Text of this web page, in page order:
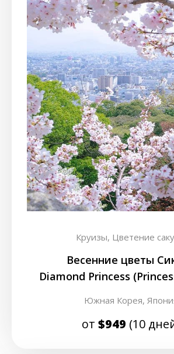
Круизы, Цветение
Весенние цветы
Diamond Princess
Южная Корея,
от $949 (10